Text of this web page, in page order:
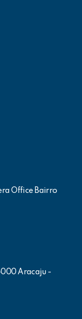
Office Bairro
Aracaju -